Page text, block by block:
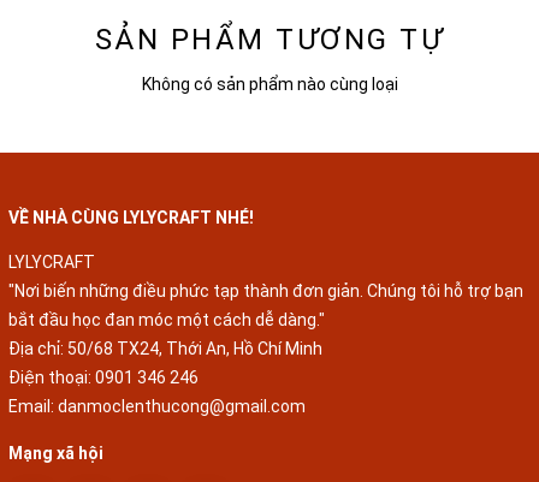
SẢN PHẨM TƯƠNG TỰ
Không có sản phẩm nào cùng loại
VỀ NHÀ CÙNG LYLYCRAFT NHÉ!
LYLYCRAFT
"Nơi biến những điều phức tạp thành đơn giản. Chúng tôi hỗ trợ bạn
bắt đầu học đan móc một cách dễ dàng."
Địa chỉ: 50/68 TX24, Thới An, Hồ Chí Minh
Điện thoại: 0901 346 246
Email: danmoclenthucong@gmail.com
Mạng xã hội